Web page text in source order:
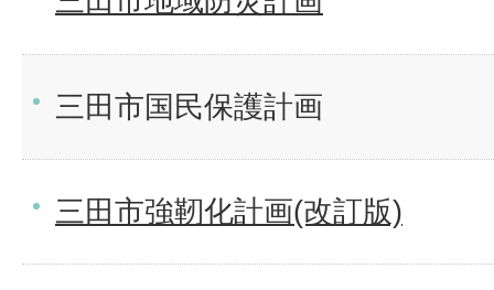
三田市国民保護計画
三田市強靭化計画(改訂版)